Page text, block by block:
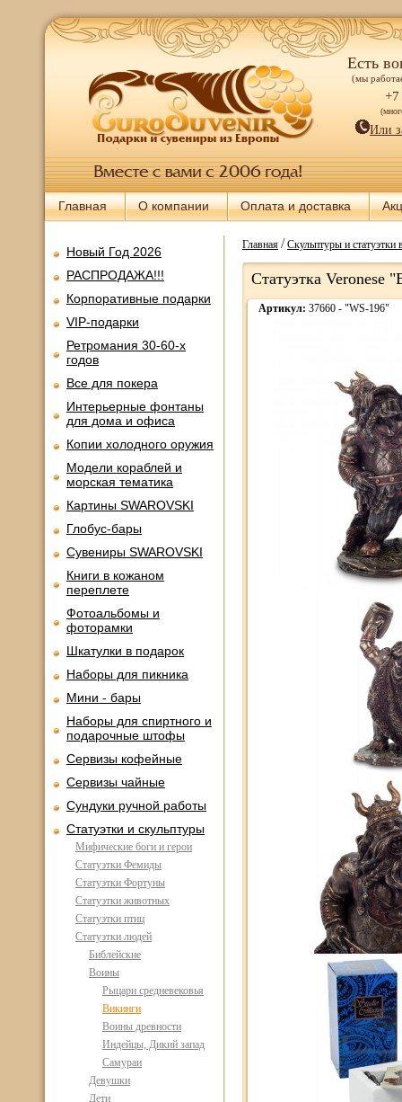
Есть
(мы
+7
Или
Главная О компании Оплата и доставка
Новый Год 2026
РАСПРОДАЖА!!!
Корпоративные подарки
VIP-подарки
Ретромания 30-60-х
годов
Все для покера
Интерьерные фонтаны
для дома и офиса
Копии холодного оружия
Модели кораблей и
морская тематика
Картины SWAROVSKI
Глобус-бары
Сувениры SWAROVSKI
Книги в кожаном
переплете
Фотоальбомы и
фоторамки
Шкатулки в подарок
Наборы для пикника
Мини - бары
Наборы для спиртного и
подарочные штофы
Сервизы кофейные
Сервизы чайные
Сундуки ручной работы
Статуэтки и скульптуры
Мифические боги и герои
Статуэтки Фемиды
Статуэтки Фортуны
Статуэтки животных
Статуэтки птиц
Статуэтки людей
Библейские
Воины
Рыцари средневековья
Викинги
Воины древности
Индейцы, Дикий запад
Самураи
Девушки
Дети
Главная/Скульптуры и статуэтки
Статуэтка Veronese
Артикул: 37660 - "WS-196"